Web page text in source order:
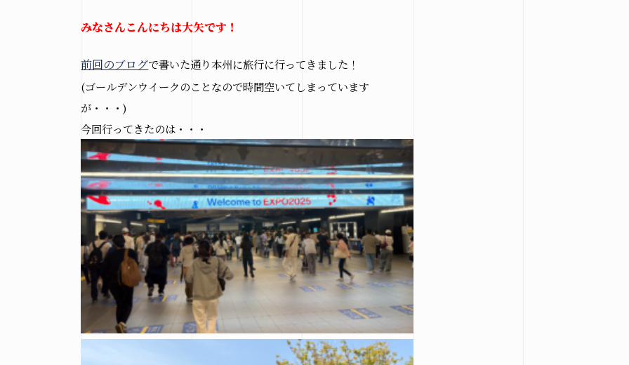
みなさんこんにちは大矢です！
前回のブログで書いた通り本州に旅行に行ってきました！
(ゴールデンウイークのことなので時間空いてしまっています
が・・・)
今回行ってきたのは・・・